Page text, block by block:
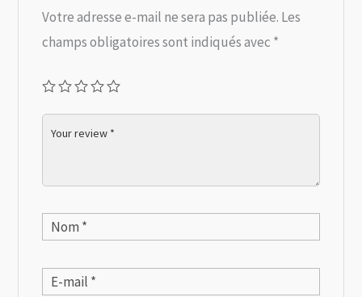
Votre adresse e-mail ne sera pas publiée. Les
champs obligatoires sont indiqués avec *